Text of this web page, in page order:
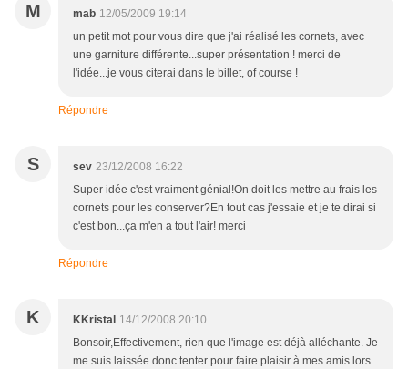
M mab 12/05/2009 19:14
un petit mot pour vous dire que j'ai réalisé les cornets, avec
une garniture différente...super présentation ! merci de
l'idée...je vous citerai dans le billet, of course !
Répondre
S sev 23/12/2008 16:22
Super idée c'est vraiment génial!On doit les mettre au frais les
cornets pour les conserver?En tout cas j'essaie et je te dirai si
c'est bon...ça m'en a tout l'air! merci
Répondre
K KKristal 14/12/2008 20:10
Bonsoir,Effectivement, rien que l'image est déjà alléchante. Je
me suis laissée donc tenter pour faire plaisir à mes amis lors